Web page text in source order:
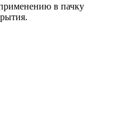
в пачку